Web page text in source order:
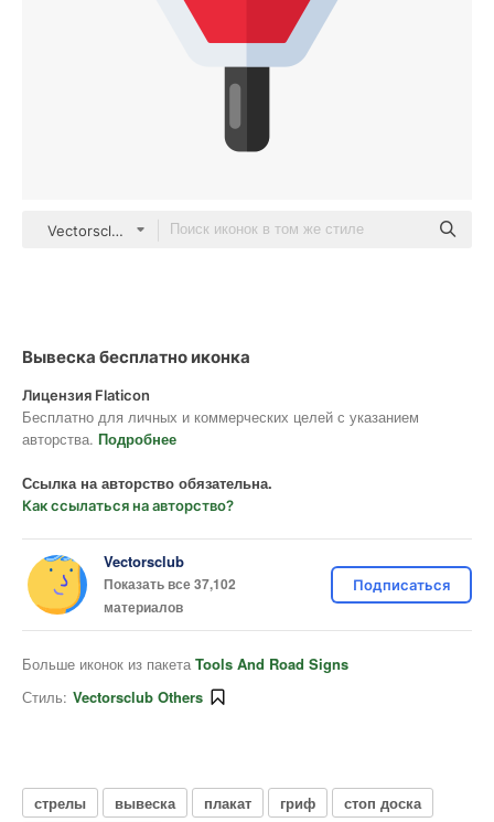
Vectorsclub Others
Вывеска бесплатно иконка
Лицензия Flaticon
Бесплатно для личных и коммерческих целей с указанием
авторства. Подробнее
Ссылка на авторство обязательна.
Как ссылаться на авторство?
Vectorsclub
Показать все 37,102
материалов
Подписаться
Больше иконок из пакета Tools And Road Signs
Стиль: Vectorsclub Others
стрелы вывеска плакат гриф
стоп доска